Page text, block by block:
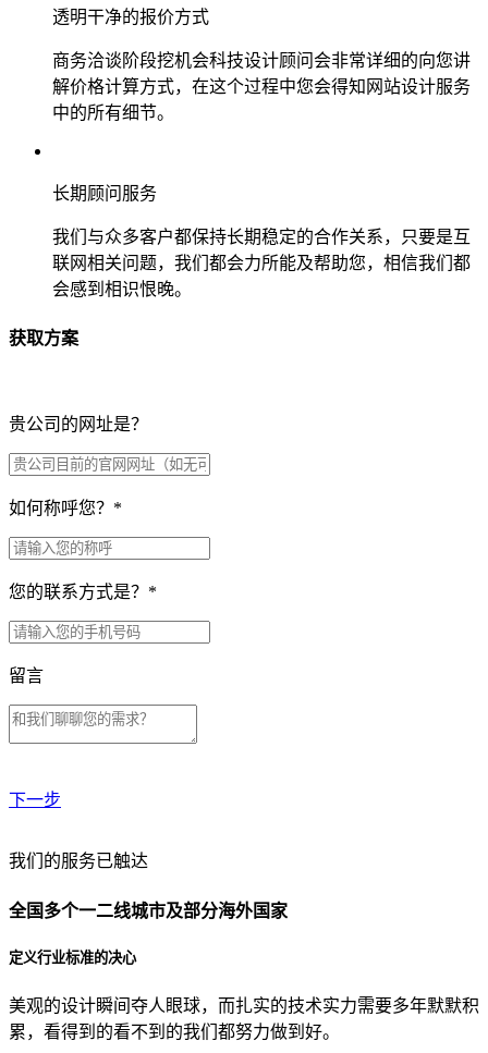
透明干净的报价方式
商务洽谈阶段挖机会科技设计顾问会非常详细的向您讲
解价格计算方式，在这个过程中您会得知网站设计服务
中的所有细节。
长期顾问服务
我们与众多客户都保持长期稳定的合作关系，只要是互
联网相关问题，我们都会力所能及帮助您，相信我们都
会感到相识恨晚。
获取方案
贵公司的网址是？
如何称呼您？ *
您的联系方式是？ *
留言
下一步
贵公司预算范围是？
贵公司的团队规模是？
目前主要的营销渠道是？
我们的服务已触达
全国多个一二线城市及部分海外国家
定义行业标准的决心
美观的设计瞬间夺人眼球，而扎实的技术实力需要多年默默积
累，看得到的看不到的我们都努力做到好。